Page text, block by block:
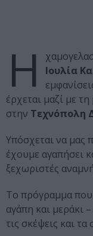
Η
Ιουλία
έρχεται μαζί με
στην Τεχνόπολη
Υπόσχεται να μας
έχουμε αγαπήσει
ξεχωριστές
Το πρόγραμμα που
αγάπη και μεράκι
τις σκέψεις και